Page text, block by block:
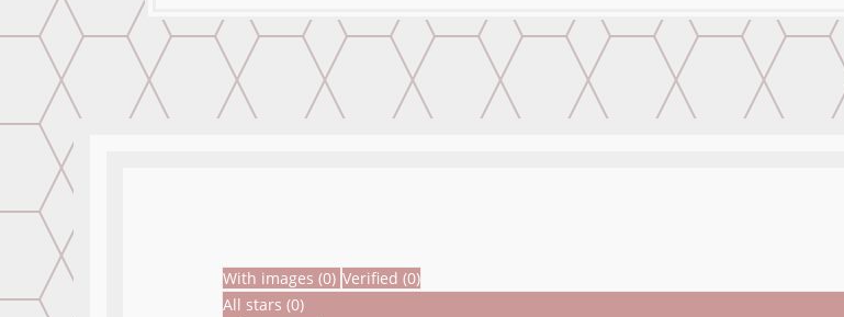
With images (0) Verified (0)
All stars (0)